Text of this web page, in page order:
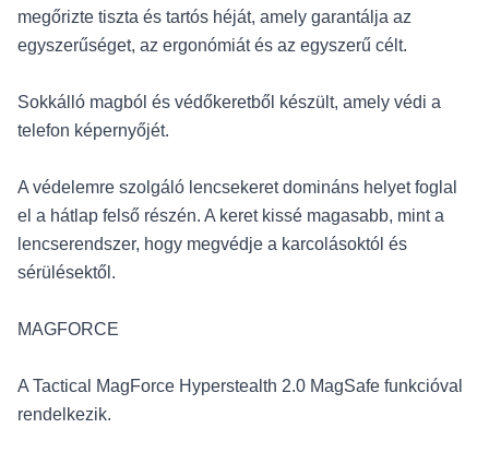
megőrizte tiszta és tartós héját, amely garantálja az
egyszerűséget, az ergonómiát és az egyszerű célt.
Sokkálló magból és védőkeretből készült, amely védi a
telefon képernyőjét.
A védelemre szolgáló lencsekeret domináns helyet foglal
el a hátlap felső részén. A keret kissé magasabb, mint a
lencserendszer, hogy megvédje a karcolásoktól és
sérülésektől.
MAGFORCE
A Tactical MagForce Hyperstealth 2.0 MagSafe funkcióval
rendelkezik.